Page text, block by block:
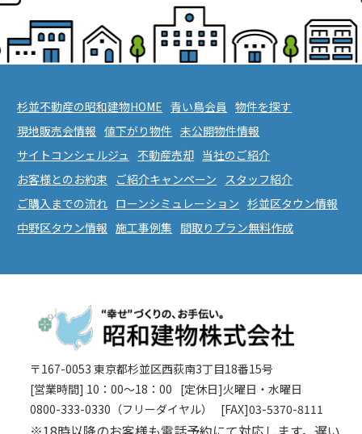
杉並不動産の昭和建物HOME 青い鳥会員
物件を探す
現地販売会情報 値下がり物件 未公開物件情報
サイトコンシェルジュ
不動産売却 当社のご紹介
お客様とのお約束
ご紹介キャンペーン スタッフ紹介
ご購入までの流れ ローンシミュレーション 杉並区タウン情報
中野区タウン情報 施工事例集 間取りプラン無料作成
〒167-0053 東京都杉並区西荻南3丁目18番15号
[営業時間] 10：00〜18：00 [定休日]火曜日・水曜日
0800-333-0330（フリーダイヤル）
[FAX]03-5370-8111